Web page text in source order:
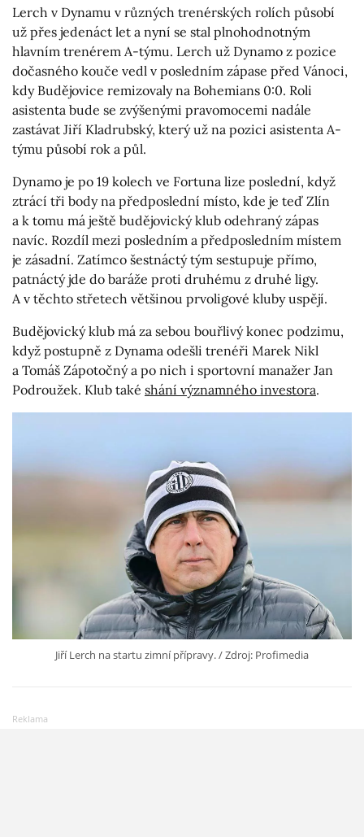
Lerch v Dynamu v různých trenérských rolích působí
už přes jedenáct let a nyní se stal plnohodnotným
hlavním trenérem A-týmu. Lerch už Dynamo z pozice
dočasného kouče vedl v posledním zápase před Vánoci,
kdy Budějovice remizovaly na Bohemians 0:0. Roli
asistenta bude se zvýšenými pravomocemi nadále
zastávat Jiří Kladrubský, který už na pozici asistenta A-
týmu působí rok a půl.
Dynamo je po 19 kolech ve Fortuna lize poslední, když
ztrácí tři body na předposlední místo, kde je teď Zlín
a k tomu má ještě budějovický klub odehraný zápas
navíc. Rozdíl mezi posledním a předposledním místem
je zásadní. Zatímco šestnáctý tým sestupuje přímo,
patnáctý jde do baráže proti druhému z druhé ligy.
A v těchto střetech většinou prvoligové kluby uspějí.
Budějovický klub má za sebou bouřlivý konec podzimu,
když postupně z Dynama odešli trenéři Marek Nikl
a Tomáš Zápotočný a po nich i sportovní manažer Jan
Podroužek. Klub také shání významného investora.
Jiří Lerch na startu zimní přípravy. / Zdroj: Profimedia